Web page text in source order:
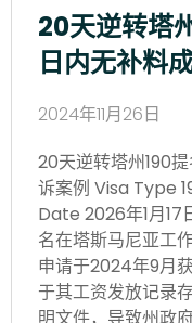
20天逆转塔
日内无补料
2024年11月26日
20天逆转塔州190
诉案例 Visa Type
Date 2026年1月17
名在塔斯马尼亚工
申请于2024年9月
于其工资发放记录